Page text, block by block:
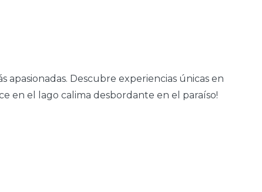
apasionadas. Descubre experiencias únicas en
en el lago calima desbordante en el paraíso!